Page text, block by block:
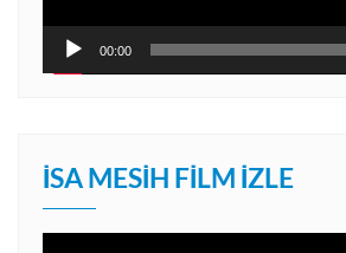
00:00
İSA MESIH FILM İZLE